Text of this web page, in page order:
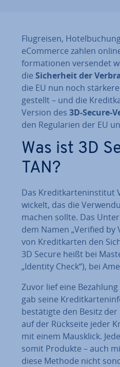
Flug­rei­sen,
eCommerce zahlen
for­ma­tio­nen versendet
die Si­cher­heit der
die EU nun noch
gestellt – und die
Version des 3D-Secure-
den Re­gu­la­ri­en der EU
Was ist 3D
TAN?
Das Kre­dit­kar­ten­in­sti­tut
wi­ckelt, das die
machen sollte. Das
dem Namen „Verified by
von Kre­dit­kar­ten den
3D Secure heißt bei
„Identity Check“), bei
Zuvor lief eine
gab seine
be­stä­tig­te den Besitz
auf der Rückseite jeder
mit einem Mausklick.
somit Produkte – auch
diese Methode nicht